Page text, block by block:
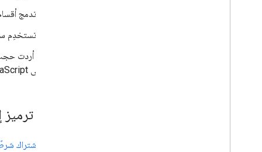
لا تدمج
لا تستخدِم
إذا أردت
على JavaScript من جهة العميل، اطّلِع على
إضافة
الاشتراك